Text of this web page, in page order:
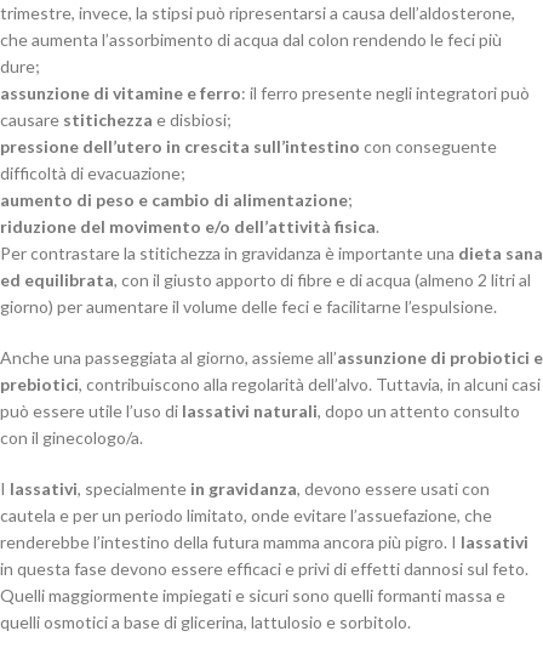
trimestre, invece, la stipsi può ripresentarsi a causa dell’aldosterone,
che aumenta l’assorbimento di acqua dal colon rendendo le feci più
dure;
assunzione di vitamine e ferro: il ferro presente negli integratori può
causare stitichezza e disbiosi;
pressione dell’utero in crescita sull’intestino con conseguente
difficoltà di evacuazione;
aumento di peso e cambio di alimentazione;
riduzione del movimento e/o dell’attività fisica.
Per contrastare la stitichezza in gravidanza è importante una dieta sana
ed equilibrata, con il giusto apporto di fibre e di acqua (almeno 2 litri al
giorno) per aumentare il volume delle feci e facilitarne l’espulsione.
Anche una passeggiata al giorno, assieme all’assunzione di probiotici e
prebiotici, contribuiscono alla regolarità dell’alvo. Tuttavia, in alcuni casi
può essere utile l’uso di lassativi naturali, dopo un attento consulto
con il ginecologo/a.
I lassativi, specialmente in gravidanza, devono essere usati con
cautela e per un periodo limitato, onde evitare l’assuefazione, che
renderebbe l’intestino della futura mamma ancora più pigro. I lassativi
in questa fase devono essere efficaci e privi di effetti dannosi sul feto.
Quelli maggiormente impiegati e sicuri sono quelli formanti massa e
quelli osmotici a base di glicerina, lattulosio e sorbitolo.